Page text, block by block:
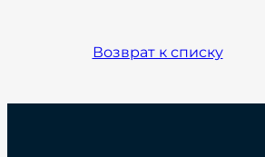
Возврат к списку